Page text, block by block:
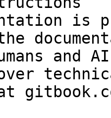
is
and
over